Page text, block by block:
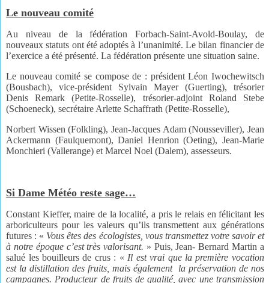
Le nouveau comité
Au niveau de la fédération Forbach-Saint-Avold-Boulay, de
nouveaux statuts ont été adoptés à l’unanimité. Le bilan financier de
l’exercice a été présenté. La fédération présente une situation saine.
Le nouveau comité se compose de : président Léon Iwochewitsch
(Bousbach), vice-président Sylvain Mayer (Guerting), trésorier
Denis Remark (Petite-Rosselle), trésorier-adjoint Roland Stebe
(Schoeneck), secrétaire Arlette Schaffrath (Petite-Rosselle),
Norbert Wissen (Folkling), Jean-Jacques Adam (Nousseviller), Jean
Ackermann (Faulquemont), Daniel Henrion (Oeting), Jean-Marie
Monchieri (Vallerange) et Marcel Noel (Dalem), assesseurs.
Si Dame Météo reste sage…
Constant Kieffer, maire de la localité, a pris le relais en félicitant les
arboriculteurs pour les valeurs qu’ils transmettent aux générations
futures : « Vous êtes des écologistes, vous transmettez votre savoir et
à notre époque c’est très valorisant. » Puis, Jean- Bernard Martin a
salué les bouilleurs de crus : « Il est vrai que la première vocation
est la distillation des fruits, mais également la préservation de nos
campagnes. Producteur de fruits de qualité, avec une transmission